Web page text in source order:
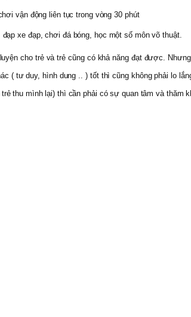
vận động liên tục trong vòng 30 phút
xe đạp, chơi đá bóng, học một số môn võ thuật.
cho trẻ và trẻ cũng có khả năng đạt được.
( tư duy, hình dung .. ) tốt thì cũng không phải lo
thu mình lại) thì cần phải có sự quan tâm và thăm